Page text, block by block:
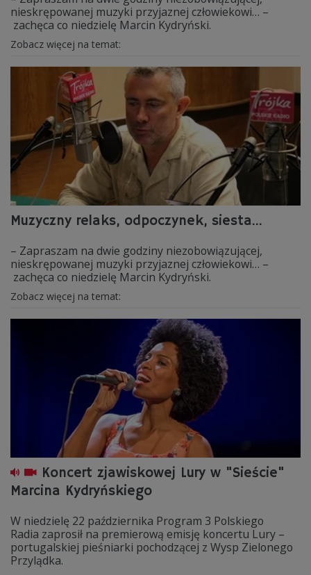
nieskrępowanej muzyki przyjaznej człowiekowi… –
zachęca co niedzielę Marcin Kydryński.
Zobacz więcej na temat:
Muzyczny relaks, odpoczynek, siesta...
– Zapraszam na dwie godziny niezobowiązującej,
nieskrępowanej muzyki przyjaznej człowiekowi… –
zachęca co niedzielę Marcin Kydryński.
Zobacz więcej na temat:
Koncert zjawiskowej Lury w "Sieście"
Marcina Kydryńskiego
W niedzielę 22 października Program 3 Polskiego
Radia zaprosił na premierową emisję koncertu Lury –
portugalskiej pieśniarki pochodzącej z Wysp Zielonego
Przylądka.